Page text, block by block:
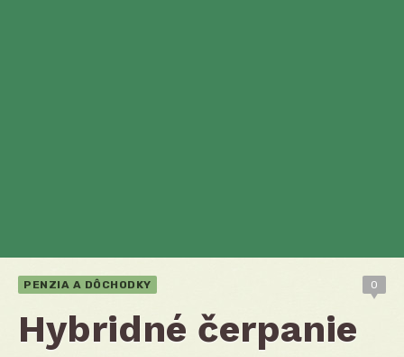
PENZIA A DÔCHODKY 0
Hybridné čerpanie